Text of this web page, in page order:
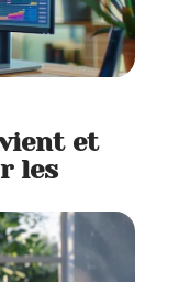
et
les